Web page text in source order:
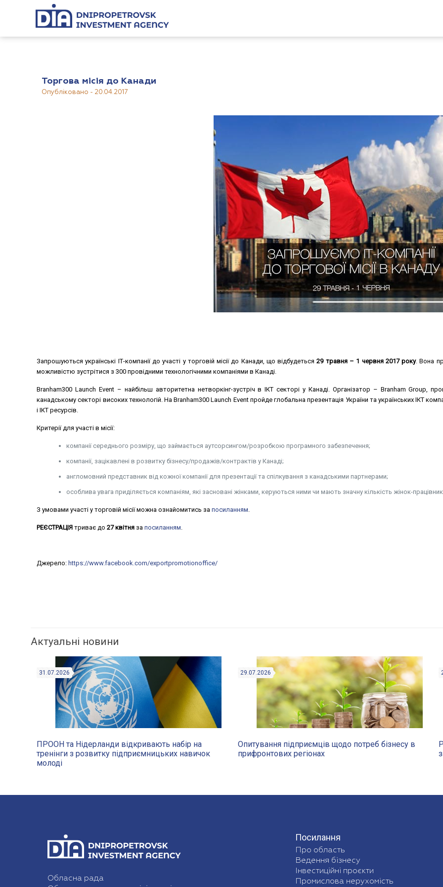
Торгова місія до Канади
Опубліковано - 20.04.2017
Запрошуються українські ІТ-компанії до участі у торговій місії до Канади, що відбудеться29 травня – 1 червня2017 року. Вона
можливістю зустрітися з 300 провідними технологічними компаніями в Канаді.
Branham300 Launch Event – найбільш авторитетна нетворкінг-зустріч в ІКТ секторі у Канаді. Організатор – Branham Group,
канадському секторі високих технологій. На Branham300 Launch Event пройде глобальна презентація України та українських ІКТ
і ІКТ ресурсів.
Критерії для участі в місії:
компанії середнього розміру, що займається аутсорсингом/розробкою програмного забезпечення;
компанії, зацікавлені в розвитку бізнесу/продажів/контрактів у Канаді;
англомовний представник від кожної компанії для презентації та спілкування з канадськими партнерами;
особлива увага приділяється компаніям, які засновані жінками, керуються ними чи мають значну кількість жінок-
З умовами участі у торговій місії можна ознайомитись запосиланням.
РЕЄСТРАЦІЯ триває до27 квітня запосиланням.
Джерело: https://www.facebook.com/exportpromotionoffice/
Актуальні новини
31.07.2026
ПРООН та Нідерланди відкривають набір на
тренінги з розвитку підприємницьких навичок
молоді
29.07.2026
Опитування підприємців щодо потреб бізнесу в
прифронтових регіонах
Обласна рада
Посилання
Про область
Ведення бізнесу
Інвестиційні проєкти
Промислова нерухомість